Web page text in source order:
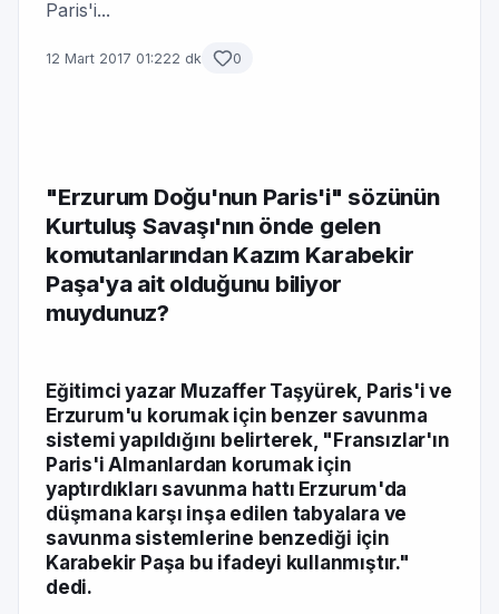
Paris'i...
12 Mart 2017 01:222 dk 0
"Erzurum Doğu'nun Paris'i" sözünün
Kurtuluş Savaşı'nın önde gelen
komutanlarından Kazım Karabekir
Paşa'ya ait olduğunu biliyor
muydunuz?
Eğitimci yazar Muzaffer Taşyürek, Paris'i ve
Erzurum'u korumak için benzer savunma
sistemi yapıldığını belirterek, "Fransızlar'ın
Paris'i Almanlardan korumak için
yaptırdıkları savunma hattı Erzurum'da
düşmana karşı inşa edilen tabyalara ve
savunma sistemlerine benzediği için
Karabekir Paşa bu ifadeyi kullanmıştır."
dedi.